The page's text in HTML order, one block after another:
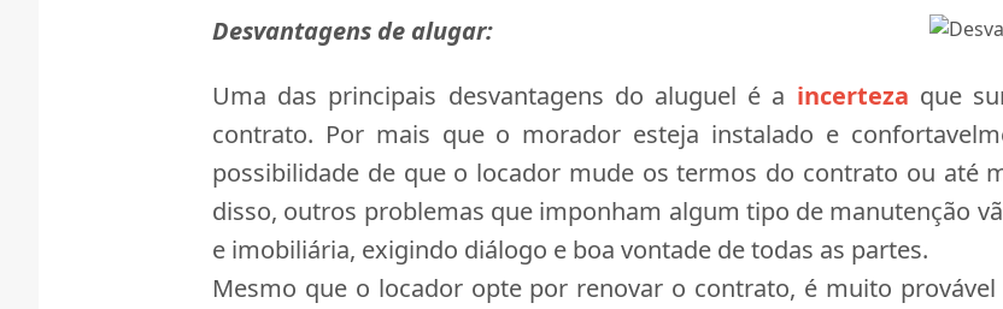
Desvantagens de alugar:
Uma das principais desvantagens do aluguel é a incerteza que
contrato. Por mais que o morador esteja instalado e
possibilidade de que o locador mude os termos do contrato ou até
disso, outros problemas que imponham algum tipo de manutenção
e imobiliária, exigindo diálogo e boa vontade de todas as partes.
Mesmo que o locador opte por renovar o contrato, é muito